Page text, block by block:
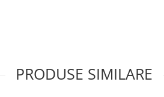
PRODUSE SIMILARE